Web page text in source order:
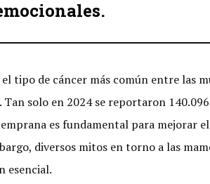
el tipo de cáncer más común entre las
solo en 2024 se reportaron
es fundamental para mejorar
diversos mitos en torno a las
esencial.